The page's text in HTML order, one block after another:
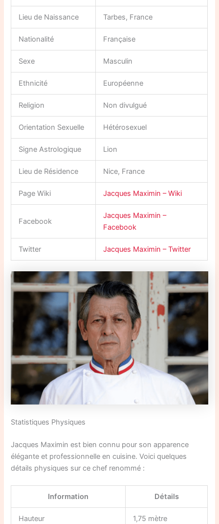
Lieu de Naissance Tarbes, France
Nationalité Française
Sexe Masculin
Ethnicité Européenne
Religion Non divulgué
Orientation Sexuelle Hétérosexuel
Signe Astrologique Lion
Lieu de Résidence Nice, France
Page Wiki Jacques Maximin – Wiki
Facebook
Jacques Maximin –
Facebook
Twitter Jacques Maximin – Twitter
Statistiques Physiques
Jacques Maximin est bien connu pour son apparence
élégante et professionnelle en cuisine. Voici quelques
détails physiques sur ce chef renommé :
Information Détails
Hauteur 1,75 mètre